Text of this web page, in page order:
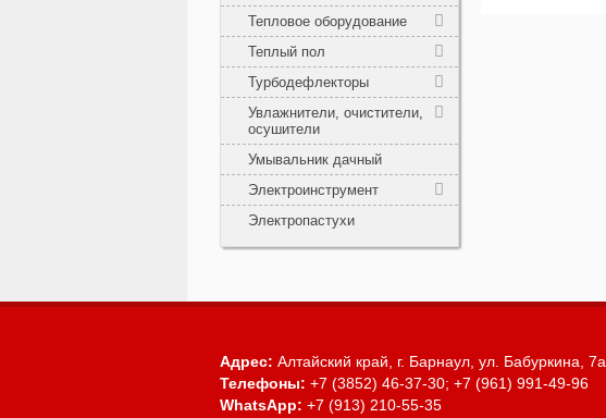
Тепловое оборудование
Теплый пол
Турбодефлекторы
Увлажнители, очистители,
осушители
Умывальник дачный
Электроинструмент
Электропастухи
Адрес: Алтайский край, г. Барнаул, ул. Бабуркина, 7а
Телефоны: +7 (3852) 46-37-30; +7 (961) 991-49-96
WhatsApp: +7 (913) 210-55-35